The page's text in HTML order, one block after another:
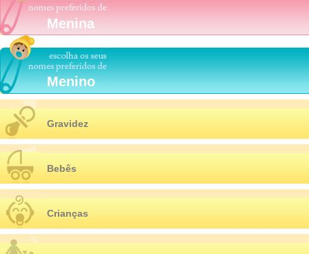
Menina
Menino
Gravidez
Bebês
Crianças